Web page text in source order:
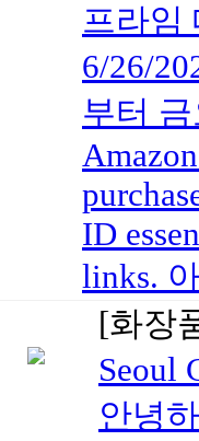
프라임
6/26/
부터 금
ID
links.
[화장
Seoul
안녕